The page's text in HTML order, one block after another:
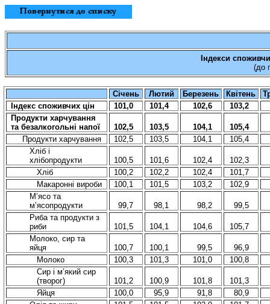
Індекси
(до
Січень Лютий Березень Квітень
Індекс споживчих цін
101,0 101,4 102,6
103,2
Продукти харчування
та безалкогольні напої
102,5 103,5 104,1
105,4
Продукти харчування
102,5 103,5 104,1
105,4
Хліб і
хлібопродукти
100,5 101,6 102,4
102,3
Хліб
100,2 102,2 102,4
101,7
Макаронні вироби
100,1 101,5 103,2
102,9
М’ясо та
м’ясопродукти
99,7 98,1 98,2
99,5
Риба та продукти з
риби
101,5 104,1 104,6
105,7
Молоко, сир та
яйця
100,7 100,1 99,5
96,9
Молоко
100,3 101,3 101,0
100,8
Сир і м’який сир
(творог)
101,2 100,9 101,8
101,3
Яйця
100,0 95,9 91,8
80,9